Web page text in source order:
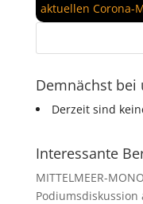
aktuellen Corona-
Demnächst bei
Derzeit sind
Interessante
MITTELMEER-
Podiumsdiskussion